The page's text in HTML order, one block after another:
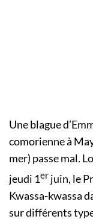
Une blague
comorienne à
mer) passe mal.
jeudi 1er juin, le
Kwassa-kwassa
sur différents